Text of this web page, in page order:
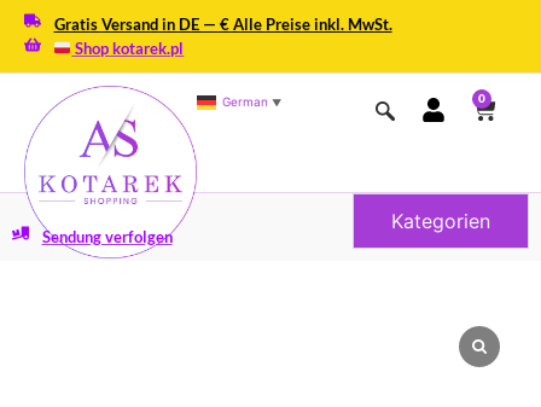
Gratis Versand in DE — € Alle Preise inkl. MwSt.
Shop kotarek.pl
German ▼ 0
Kategorien
Sendung verfolgen